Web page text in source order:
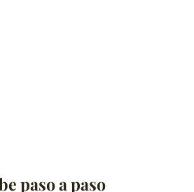
paso a paso